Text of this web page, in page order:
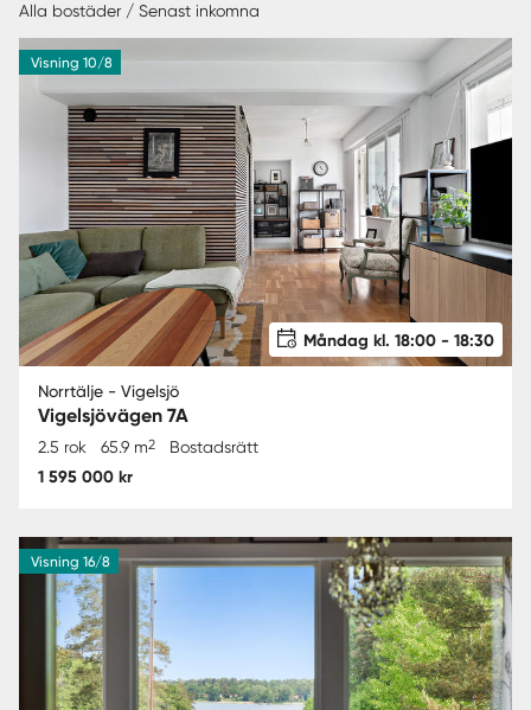
Alla bostäder / Senast inkomna
Visning 10/8
Måndag kl. 18:00 - 18:30
Norrtälje - Vigelsjö
Vigelsjövägen 7A
2.5 rok 65.9 m2 Bostadsrätt
1 595 000 kr
Visning 16/8